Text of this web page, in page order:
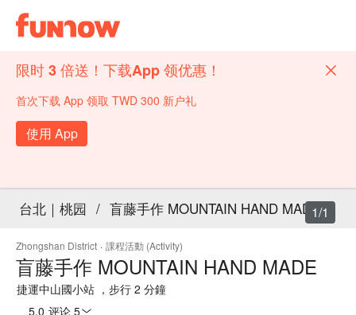
限时 3 倍送！下载App 领优惠！
首次下载 App 领取 TWD 300 新户礼
使用 App
台北｜桃园 / 盲藤手作 MOUNTAIN HAND MADE
Zhongshan District · 課程活動 (Activity)
盲藤手作 MOUNTAIN HAND MADE
捷運中山國小站 ，步行 2 分鐘
5.0 评论 5
1/1